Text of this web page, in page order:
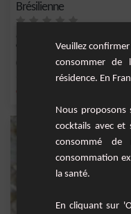
Brésilienne
dans l...
cachaça
Veuillez
consommer de
résidence. En
Nous proposons
cocktails avec et
consommé de
consommation
la santé.
En cliquant sur